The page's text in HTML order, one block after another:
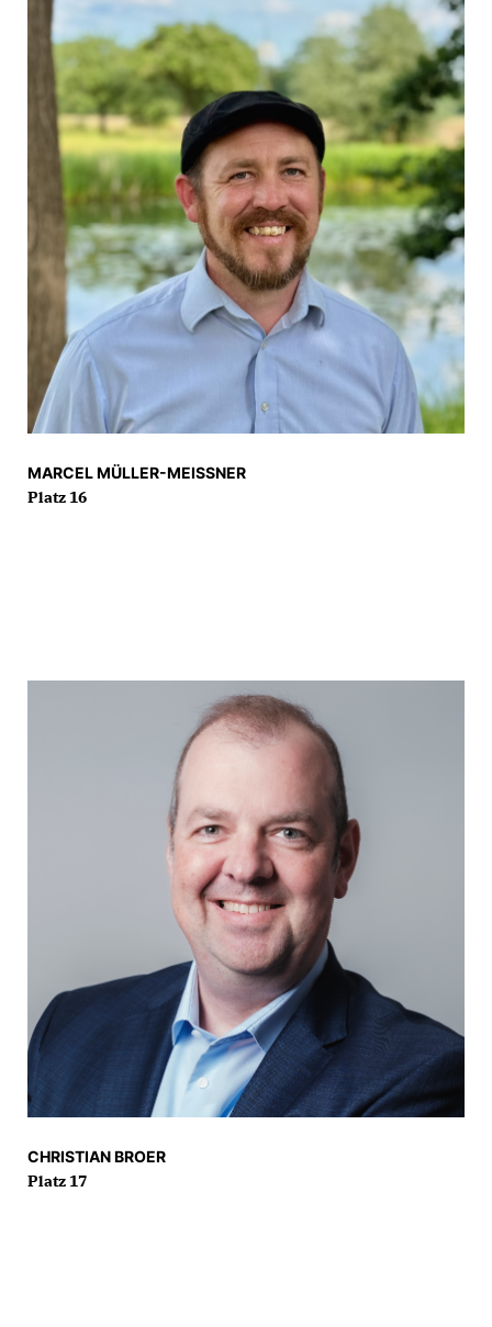
MARCEL MÜLLER-MEISSNER
Platz 16
CHRISTIAN BROER
Platz 17